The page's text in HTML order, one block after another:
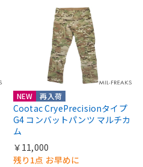
NEW 再入荷
Cootac CryePrecisionタイプ
G4 コンバットパンツ マルチカ
ム
￥11,000
残り1点 お早めに